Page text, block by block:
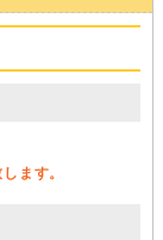
ます。